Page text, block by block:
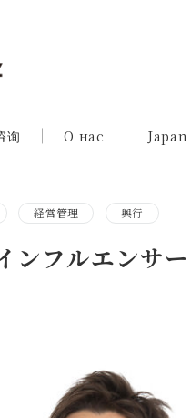
询 О нас
経営管理 興行
フルエンサー